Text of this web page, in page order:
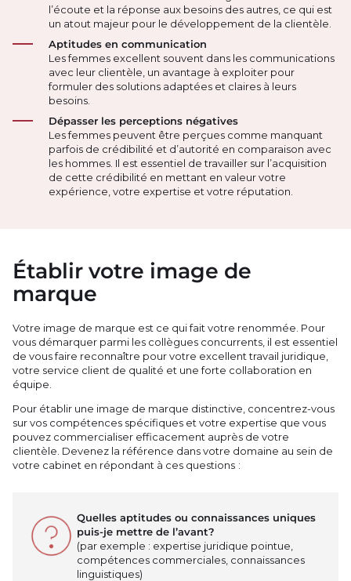
l’écoute et la réponse aux besoins des autres, ce qui est
un atout majeur pour le développement de la clientèle.
Aptitudes en communication
Les femmes excellent souvent dans les communications
avec leur clientèle, un avantage à exploiter pour
formuler des solutions adaptées et claires à leurs
besoins.
Dépasser les perceptions négatives
Les femmes peuvent être perçues comme manquant
parfois de crédibilité et d’autorité en comparaison avec
les hommes. Il est essentiel de travailler sur l’acquisition
de cette crédibilité en mettant en valeur votre
expérience, votre expertise et votre réputation.
Établir votre image de
marque
Votre image de marque est ce qui fait votre renommée. Pour
vous démarquer parmi les collègues concurrents, il est essentiel
de vous faire reconnaître pour votre excellent travail juridique,
votre service client de qualité et une forte collaboration en
équipe.
Pour établir une image de marque distinctive, concentrez-vous
sur vos compétences spécifiques et votre expertise que vous
pouvez commercialiser efficacement auprès de votre
clientèle. Devenez la référence dans votre domaine au sein de
votre cabinet en répondant à ces questions :
Quelles aptitudes ou connaissances uniques
puis-je mettre de l’avant?
(par exemple : expertise juridique pointue,
compétences commerciales, connaissances
linguistiques)